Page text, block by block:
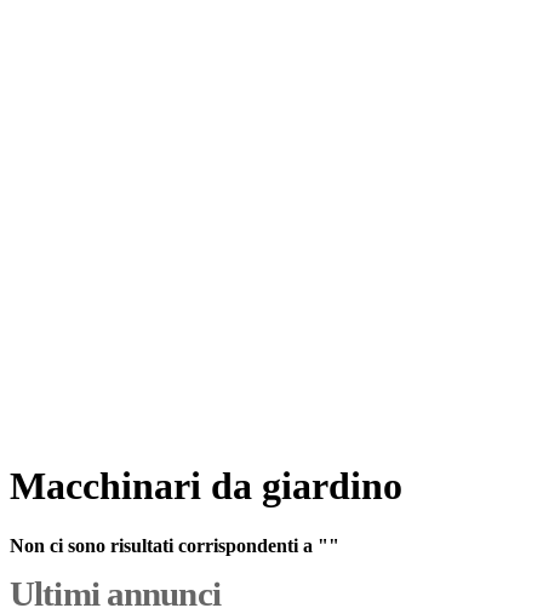
Macchinari da giardino
Non ci sono risultati corrispondenti a ""
Ultimi annunci